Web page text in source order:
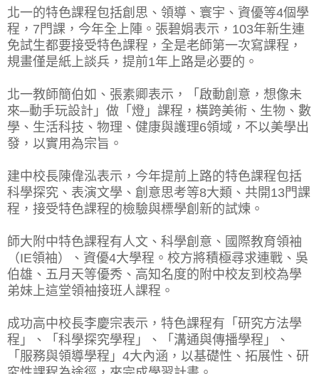
北一的特色課程包括創思、領導、寰宇、資優等4個學
程，7門課，今年全上陣。張碧娟表示，103年新生連
免試生都要接受特色課程，全是老師第一次寫課程，
規畫僅是紙上談兵，提前1年上路是必要的。
北一教師簡伯如、張素卿表示，「啟動創意，想像未
來─動手玩設計」做「燈」課程，橫跨美術、生物、數
學、生活科技、物理、健康與護理6領域，不以美學出
發，以實用為宗旨。
建中校長陳偉泓表示，今年提前上路的特色課程包括
科學探究、表演文學、創意思考等8大類、共開13門課
程，接受特色課程的檢驗與標學創新的試煉。
師大附中特色課程有人文、科學創意、國際教育領袖
（IE領袖）、資優4大學程。校方將積極尋求連戰、吳
伯雄、五月天等優秀、高知名度的附中校友到校為學
弟妹上這堂領袖接班人課程。
成功高中校長李慶宗表示，特色課程有「研究方法學
程」、「科學探究學程」、「溝通與傳播學程」、
「服務與領導學程」4大內涵，以基礎性、拓展性、研